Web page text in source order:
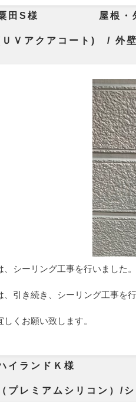
粟田S様 屋根・外
Ｖアクアコート) / 外
シーリング工事を行いました。
、引き続き、シーリング工事を行
くお願い致します。
ハイランドＫ様
プレミアムシリコン）/